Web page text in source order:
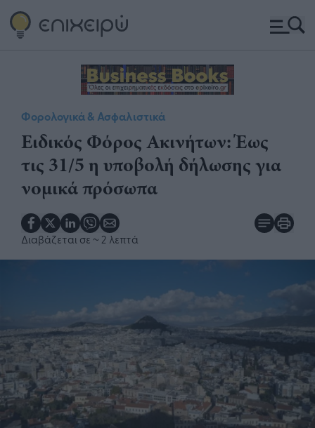
Φορολογικά & Ασφαλιστικά
Ειδικός Φόρος Ακινήτων: Έως
τις 31/5 η υποβολή δήλωσης για
νομικά πρόσωπα
Διαβάζεται σε ~ 2 λεπτά